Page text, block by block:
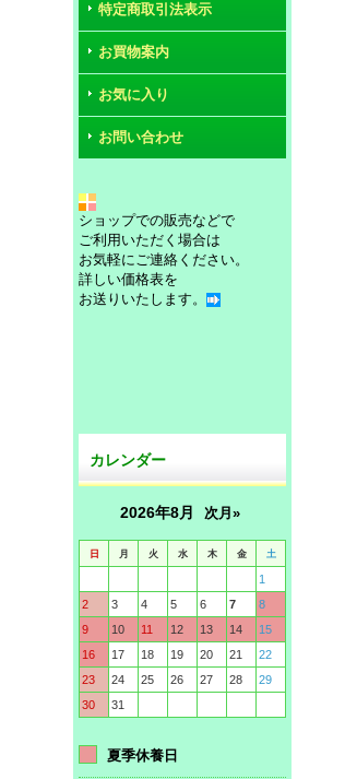
特定商取引法表示
お買物案内
お気に入り
お問い合わせ
ショップでの販売などで
ご利用いただく場合は
お気軽にご連絡ください。
詳しい価格表を
お送りいたします。
カレンダー
2026年8月 次月»
日 月 火 水 木 金 土
1
2
3 4 5 6 7
8
9
10 11 12 13 14
15
16
17 18 19 20 21
22
23
24 25 26 27 28
29
30
31
夏季休養日